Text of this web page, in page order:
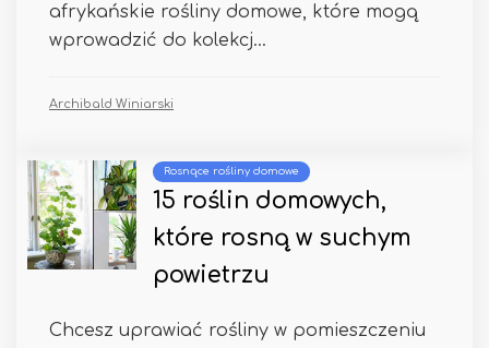
afrykańskie rośliny domowe, które mogą
wprowadzić do kolekcj...
Archibald Winiarski
Rosnące rośliny domowe
15 roślin domowych,
które rosną w suchym
powietrzu
Chcesz uprawiać rośliny w pomieszczeniu